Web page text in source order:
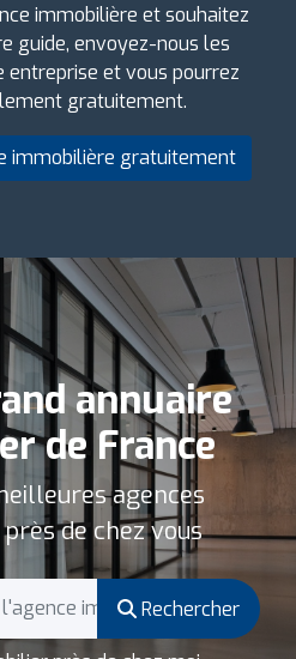
immobilière et souhaitez
guide, envoyez-nous les
et vous pourrez
gratuitement.
immobilière gratuitement
annuaire
de France
agences
de chez vous
Rechercher